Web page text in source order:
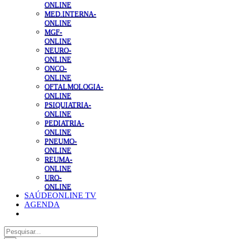
ONLINE
MED.INTERNA-
ONLINE
MGF-
ONLINE
NEURO-
ONLINE
ONCO-
ONLINE
OFTALMOLOGIA-
ONLINE
PSIQUIATRIA-
ONLINE
PEDIATRIA-
ONLINE
PNEUMO-
ONLINE
REUMA-
ONLINE
URO-
ONLINE
SAÚDEONLINE TV
AGENDA
Pesquisar